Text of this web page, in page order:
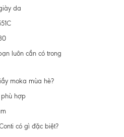
da
luôn cần có trong
moka mùa hè?
hợp
có gì đặc biệt?